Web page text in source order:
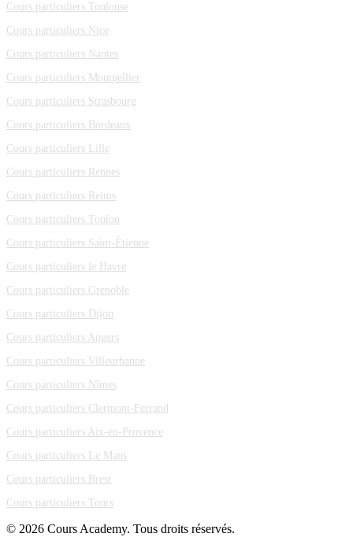
Cours particuliers Toulouse
Cours particuliers Nice
Cours particuliers Nantes
Cours particuliers Montpellier
Cours particuliers Strasbourg
Cours particuliers Bordeaux
Cours particuliers Lille
Cours particuliers Rennes
Cours particuliers Reims
Cours particuliers Toulon
Cours particuliers Saint-Étienne
Cours particuliers le Havre
Cours particuliers Grenoble
Cours particuliers Dijon
Cours particuliers Angers
Cours particuliers Villeurbanne
Cours particuliers Nîmes
Cours particuliers Clermont-Ferrand
Cours particuliers Aix-en-Provence
Cours particuliers Le Mans
Cours particuliers Brest
Cours particuliers Tours
© 2026 Cours Academy. Tous droits réservés.